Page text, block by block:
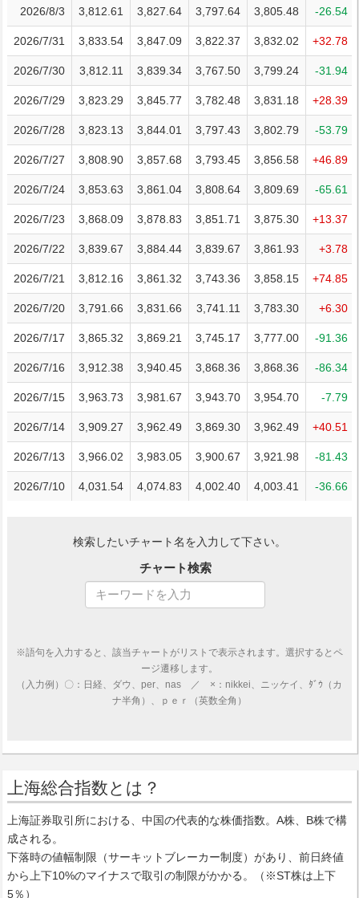
2026/8/3 3,812.61 3,827.64 3,797.64 3,805.48 -26.54
2026/7/31 3,833.54 3,847.09 3,822.37 3,832.02 +32.78
2026/7/30 3,812.11 3,839.34 3,767.50 3,799.24 -31.94
2026/7/29 3,823.29 3,845.77 3,782.48 3,831.18 +28.39
2026/7/28 3,823.13 3,844.01 3,797.43 3,802.79 -53.79
2026/7/27 3,808.90 3,857.68 3,793.45 3,856.58 +46.89
2026/7/24 3,853.63 3,861.04 3,808.64 3,809.69 -65.61
2026/7/23 3,868.09 3,878.83 3,851.71 3,875.30 +13.37
2026/7/22 3,839.67 3,884.44 3,839.67 3,861.93 +3.78
2026/7/21 3,812.16 3,861.32 3,743.36 3,858.15 +74.85
2026/7/20 3,791.66 3,831.66 3,741.11 3,783.30 +6.30
2026/7/17 3,865.32 3,869.21 3,745.17 3,777.00 -91.36
2026/7/16 3,912.38 3,940.45 3,868.36 3,868.36 -86.34
2026/7/15 3,963.73 3,981.67 3,943.70 3,954.70 -7.79
2026/7/14 3,909.27 3,962.49 3,869.30 3,962.49 +40.51
2026/7/13 3,966.02 3,983.05 3,900.67 3,921.98 -81.43
2026/7/10 4,031.54 4,074.83 4,002.40 4,003.41 -36.66
検索したいチャート名を入力して下さい。
チャート検索
※語句を入力すると、該当チャートがリストで表示されます。選択するとペ
ージ遷移します。
（入力例）〇：日経、ダウ、per、nas ／ ×：nikkei、ニッケイ、ﾀﾞｳ（カ
ナ半角）、ｐｅｒ（英数全角）
上海総合指数とは？
上海証券取引所における、中国の代表的な株価指数。A株、B株で構
成される。
下落時の値幅制限（サーキットブレーカー制度）があり、前日終値
から上下10%のマイナスで取引の制限がかかる。（※ST株は上下
5％）